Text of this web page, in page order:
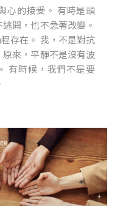
心的接受。 有時是頭
開，也不急著改變。
存在。 我，不是對抗
來，平靜不是沒有波
有時候，我們不是要